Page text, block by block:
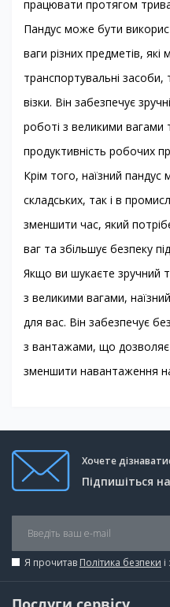
працювати протягом
Пандус може бути
ваги різних предметів,
транспортувальні засоби,
візки. Він забезпечує
роботі з великими вагами
продуктивність робочих
Крім того, наїзний
складських, так і в
зменшити час, який
ваг та збільшує безпеку
Якщо ви шукаєте зручний
з великими вагами,
для вас. Він забезпечує
з вантажами, що дозволяє
зменшити навантаження на
Хочете
Підпишіться
Я прочитав Політика безпеки